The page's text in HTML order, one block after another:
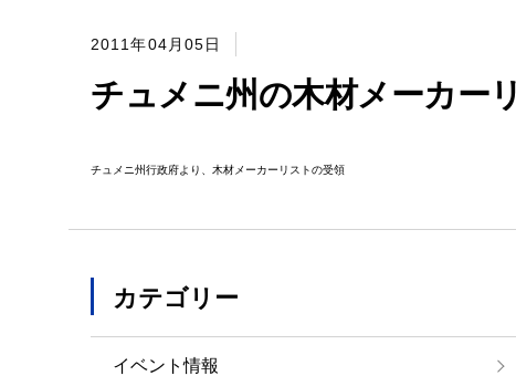
2011年04月05日
チュメニ州の木材メーカー
チュメニ州行政府より、木材メーカーリストの受領
カテゴリー
イベント情報